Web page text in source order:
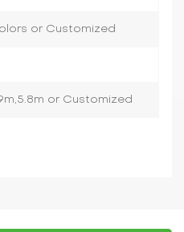
or Customized
or Customized